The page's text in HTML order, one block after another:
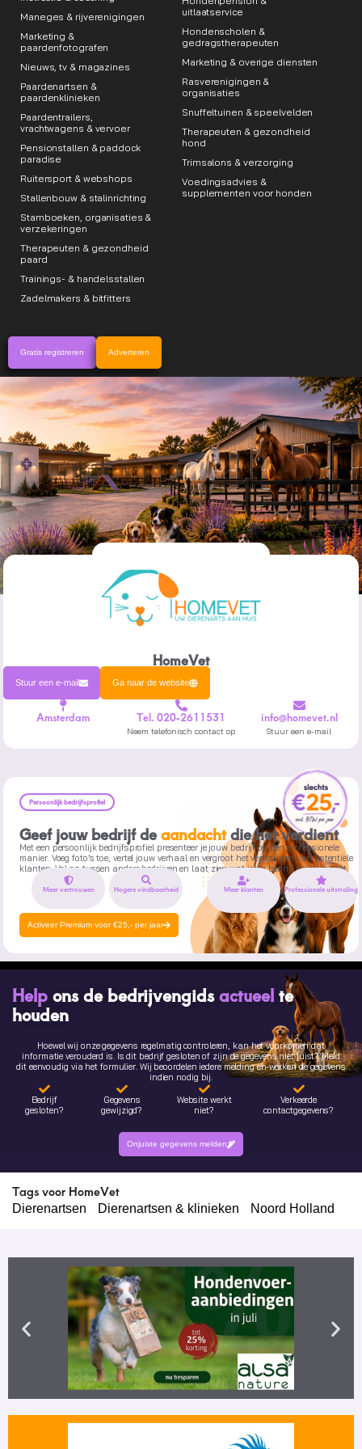
Maneges & rijverenigingen
Marketing &
paardenfotografen
Nieuws, tv & magazines
Paardenartsen &
paardenklinieken
Paardentrailers,
vrachtwagens & vervoer
Pensionstallen & paddock
paradise
Ruitersport & webshops
Stallenbouw & stalinrichting
Stamboeken, organisaties &
verzekeringen
Therapeuten & gezondheid
paard
Trainings- & handelsstallen
Zadelmakers & bitfitters
uitlaatservice
Hondenscholen &
gedragstherapeuten
Marketing & overige diensten
Rasverenigingen &
organisaties
Snuffeltuinen & speelvelden
Therapeuten & gezondheid
hond
Trimsalons & verzorging
Voedingsadvies &
supplementen voor honden
Gratis registreren Adverteren
HomeVet
Stuur een e-mail Ga naar de website
Amsterdam Tel. 020-2611531
Neem telefonisch contact op
info@homevet.nl
Stuur een e-mail
Persoonlijk bedrijfsprofiel
Geef jouw bedrijf deaandachtdie het verdient
Met een persoonlijk bedrijfsprofiel presenteer je jouw bedrijf op een professionele
manier. Voeg foto’s toe, vertel jouw verhaal en vergroot het vertrouwen van potentiële
klanten. Val op tussen andere bedrijven en laat zien wat jouw bedrijf uniek maakt.
Meer vertrouwen Hogere vindbaarheid Meer klanten Professionele uitstraling
Activeer Premium voor €25,- per jaar
Help ons de bedrijvengidsactueelte
houden
Hoewel wij onze gegevens regelmatig controleren, kan het voorkomen dat
informatie verouderd is. Is dit bedrijf gesloten of zijn de gegevens niet juist? Meld
dit eenvoudig via het formulier. Wij beoordelen iedere melding en werken de gegevens
indien nodig bij.
Bedrijf
gesloten?
Gegevens
gewijzigd?
Website werkt
niet?
Verkeerde
contactgegevens?
Onjuiste gegevens melden
Tags voor HomeVet
Dierenartsen Dierenartsen & klinieken Noord Holland